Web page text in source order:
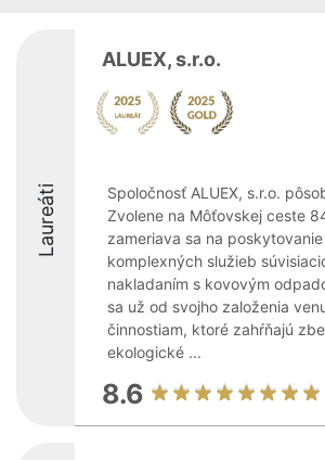
Laureáti
ALUEX, s.r.o.
Spoločnosť ALUEX, s.r.o.
Zvolene na Môťovskej ceste
zameriava sa na poskytovanie
komplexných služieb
nakladaním s kovovým
sa už od svojho založenia
činnostiam, ktoré zahŕňajú
ekologické ...
8.6